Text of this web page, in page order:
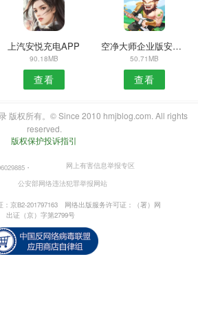
上汽安悦充电APP
90.18MB
查看
空净大师企业版安卓版
50.71MB
查看
版权所有。© Since 2010 hmjblog.com. All rights
reserved.
版权保护投诉指引
・
网上有害信息举报专区
公安部网络违法犯罪举报网站
京B2-201797163
网络出版服务许可证：（署）网
出证（京）字第2799号